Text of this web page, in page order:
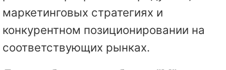
маркетинговых стратегиях и
конкурентном позиционировании на
соответствующих рынках.